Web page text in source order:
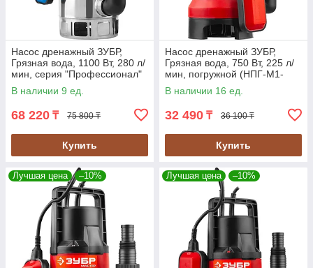
Насос дренажный ЗУБР,
Грязная вода, 1100 Вт, 280 л/
мин, серия "Профессионал"
(НПГ-Т3-1100-С)
В наличии 9 ед.
68 220 ₸ 75 800 ₸
Купить
Насос дренажный ЗУБР,
Грязная вода, 750 Вт, 225 л/
мин, погружной (НПГ-М1-
750)
В наличии 16 ед.
32 490 ₸ 36 100 ₸
Купить
Лучшая цена –10% Лучшая цена –10%